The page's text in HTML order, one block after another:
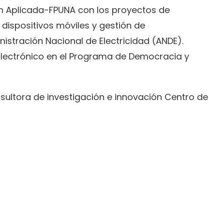
Aplicada-FPUNA con los proyectos de
móviles y gestión de
Nacional de Electricidad (ANDE).
en el Programa de Democracia y
de investigación e innovación Centro de